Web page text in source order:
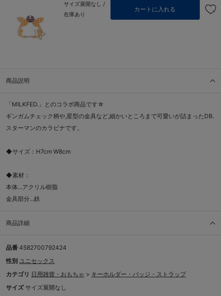
サイズ展開なし /
在庫あり
カートに入れる
商品説明
「MILKFED.」とのコラボ商品です☆
ギンガムチェック柄や,星型の金具など,細かいところまで可愛いが詰まったDB.
スターマンのカラビナです。
◆サイズ：H7cm W8cm
◆素材：
本体...アクリル樹脂
金具部分...鉄
商品詳細
品番 4582700792424
性別 ユニセックス
カテゴリ 日用雑貨・おもちゃ > キーホルダー・バッジ・ストラップ
サイズ サイズ展開なし